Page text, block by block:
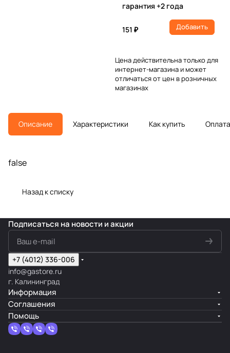
гарантия +2 года
151 ₽ Добавить
Цена действительна только для
интернет-магазина и может
отличаться от цен в розничных
магазинах
Описание Характеристики Как купить Оплата
false
Назад к списку
Подписаться на новости и акции
+7 (4012) 336-006
info@gastore.ru
г. Калининград
Информация
Соглашения
Помощь